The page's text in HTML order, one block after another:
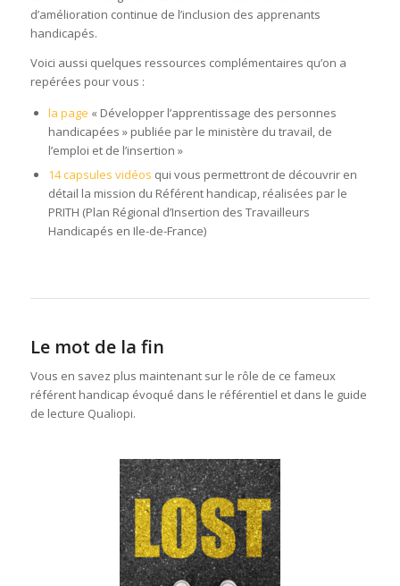
d’amélioration continue de l’inclusion des apprenants
handicapés.
Voici aussi quelques ressources complémentaires qu’on a
repérées pour vous :
la page « Développer l’apprentissage des personnes
handicapées » publiée par le ministère du travail, de
l’emploi et de l’insertion »
14 capsules vidéos qui vous permettront de découvrir en
détail la mission du Référent handicap, réalisées par le
PRITH (Plan Régional d’Insertion des Travailleurs
Handicapés en Ile-de-France)
Le mot de la fin
Vous en savez plus maintenant sur le rôle de ce fameux
référent handicap évoqué dans le référentiel et dans le guide
de lecture Qualiopi.